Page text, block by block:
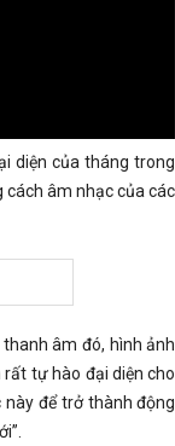
diện của tháng trong
cách âm nhạc của các
âm đó, hình ảnh
tự hào đại diện cho
này để trở thành động